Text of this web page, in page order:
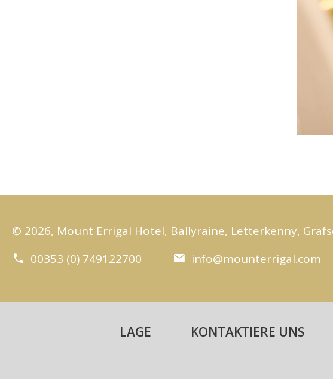
© 2026, Mount Errigal Hotel, Ballyraine, Letterkenny,
00353 (0) 749122700
info@mounterrigal.com
LAGE KONTAKTIERE UNS